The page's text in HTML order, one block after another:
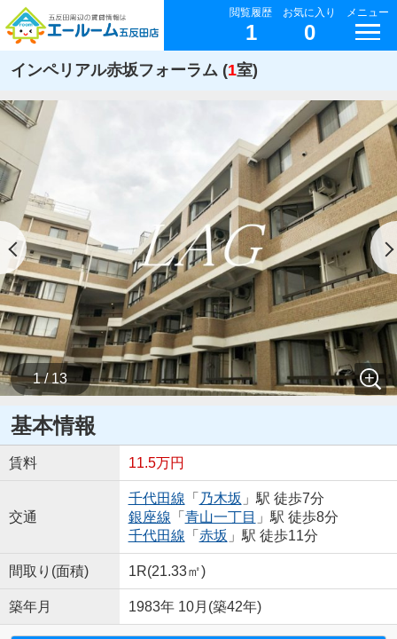
閲覧履歴
1
お気に入り
0
メニュー
インペリアル赤坂フォーラム (1室)
1 / 13
基本情報
賃料 11.5万円
交通
千代田線 「 乃木坂 」駅 徒歩7分
銀座線 「 青山一丁目 」駅 徒歩8分
千代田線 「 赤坂 」駅 徒歩11分
間取り(面積) 1R(21.33㎡)
築年月 1983年 10月(築42年)